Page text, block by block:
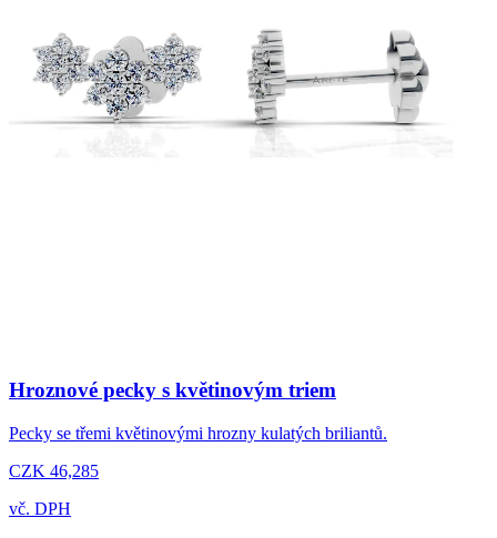
Hroznové pecky s květinovým triem
Pecky se třemi květinovými hrozny kulatých briliantů.
CZK 46,285
vč. DPH